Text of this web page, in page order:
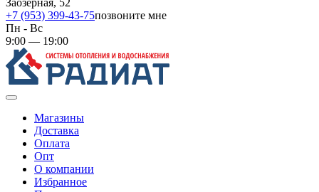
Заозерная, 52
+7 (953) 399-43-75позвоните мне
Пн - Вс
9:00 — 19:00
Магазины
Доставка
Оплата
Опт
О компании
Избранное